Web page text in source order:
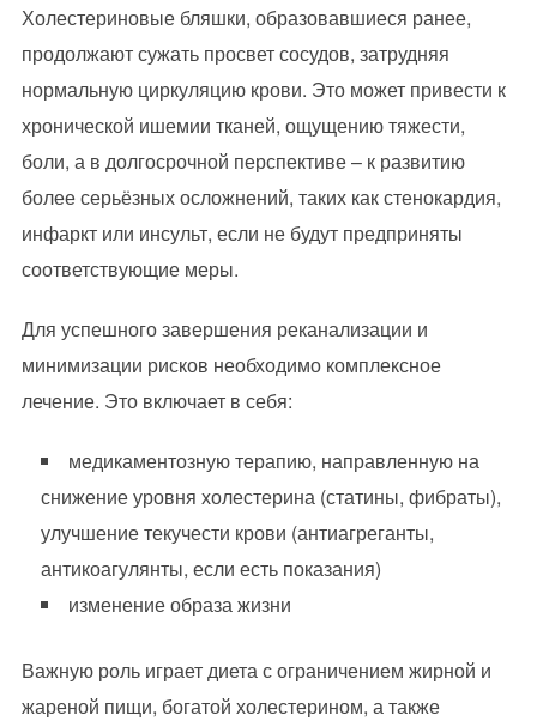
Холестериновые бляшки, образовавшиеся ранее,
продолжают сужать просвет сосудов, затрудняя
нормальную циркуляцию крови. Это может привести к
хронической ишемии тканей, ощущению тяжести,
боли, а в долгосрочной перспективе – к развитию
более серьёзных осложнений, таких как стенокардия,
инфаркт или инсульт, если не будут предприняты
соответствующие меры.
Для успешного завершения реканализации и
минимизации рисков необходимо комплексное
лечение. Это включает в себя:
медикаментозную терапию, направленную на
снижение уровня холестерина (статины, фибраты),
улучшение текучести крови (антиагреганты,
антикоагулянты, если есть показания)
изменение образа жизни
Важную роль играет диета с ограничением жирной и
жареной пищи, богатой холестерином, а также